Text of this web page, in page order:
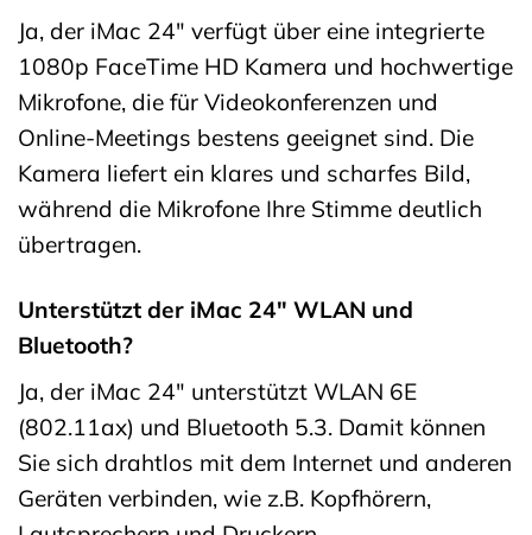
Ja, der iMac 24″ verfügt über eine integrierte
1080p FaceTime HD Kamera und hochwertige
Mikrofone, die für Videokonferenzen und
Online-Meetings bestens geeignet sind. Die
Kamera liefert ein klares und scharfes Bild,
während die Mikrofone Ihre Stimme deutlich
übertragen.
Unterstützt der iMac 24″ WLAN und
Bluetooth?
Ja, der iMac 24″ unterstützt WLAN 6E
(802.11ax) und Bluetooth 5.3. Damit können
Sie sich drahtlos mit dem Internet und anderen
Geräten verbinden, wie z.B. Kopfhörern,